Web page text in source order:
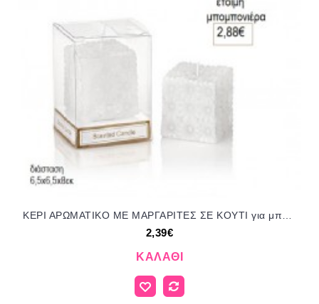
ΚΕΡΙ ΑΡΩΜΑΤΙΚΟ ΜΕ ΜΑΡΓΑΡΙΤΕΣ ΣΕ ΚΟΥΤΙ για μπομπονιέρες γούρι δώρο ΜΠΟΥ-4418/41158 2.39€!!!
2,39€
ΚΑΛΆΘΙ